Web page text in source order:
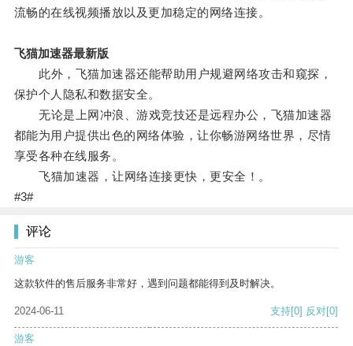
流畅的在线视频播放以及更加稳定的网络连接。
飞猫加速器最新版
此外，飞猫加速器还能帮助用户规避网络攻击和窥探，
保护个人隐私和数据安全。
无论是上网冲浪、游戏竞技还是远程办公，飞猫加速器
都能为用户提供出色的网络体验，让你畅游网络世界，尽情
享受各种在线服务。
飞猫加速器，让网络连接更快，更安全！。
#3#
评论
游客
这款软件的售后服务非常好，遇到问题都能得到及时解决。
2024-06-11 支持[0] 反对[0]
游客